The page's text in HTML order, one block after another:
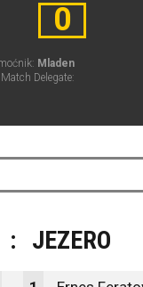
0
Mladen
Match Delegate:
: JEZERO